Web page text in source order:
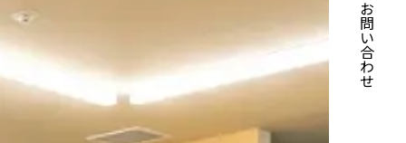
お問い合わせ